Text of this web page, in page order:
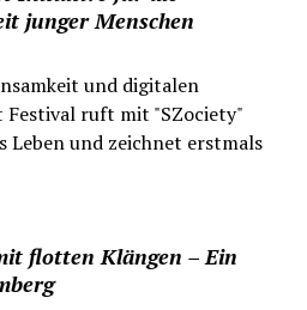
junger Menschen
und digitalen
Festival ruft mit "SZociety"
Leben und zeichnet erstmals
flotten Klängen – Ein